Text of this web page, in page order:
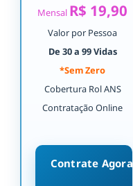
Mensal R$ 19,90
Valor por Pessoa
De 30 a 99 Vidas
*Sem Zero
Cobertura Rol ANS
Contratação Online
Contrate Agora